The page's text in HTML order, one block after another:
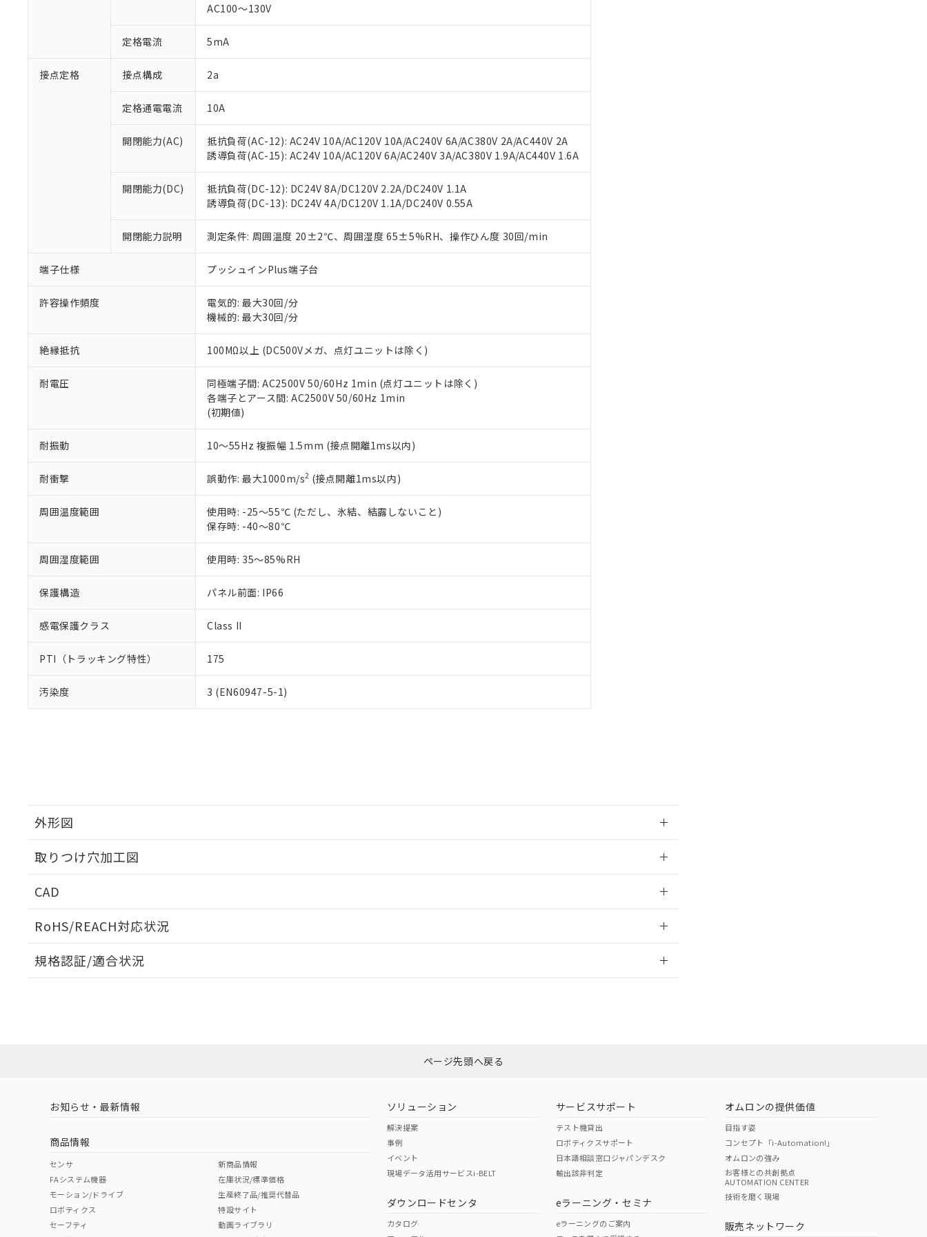
AC100～130V
定格電流 5mA
接点定格 接点構成 2a
定格通電電流 10A
開閉能力(AC)
抵抗負荷(AC-12): AC24V 10A/AC120V 10A/AC240V 6A/AC380V 2A/AC440V 2A
誘導負荷(AC-15): AC24V 10A/AC120V 6A/AC240V 3A/AC380V 1.9A/AC440V 1.6A
開閉能力(DC)
抵抗負荷(DC-12): DC24V 8A/DC120V 2.2A/DC240V 1.1A
誘導負荷(DC-13): DC24V 4A/DC120V 1.1A/DC240V 0.55A
開閉能力説明 測定条件: 周囲温度 20±2℃、周囲湿度 65±5%RH、操作ひん度 30回/min
端子仕様 プッシュインPlus端子台
許容操作頻度
電気的: 最大30回/分
機械的: 最大30回/分
絶縁抵抗 100MΩ以上 (DC500Vメガ、点灯ユニットは除く)
耐電圧
同極端子間: AC2500V 50/60Hz 1min (点灯ユニットは除く)
各端子とアース間: AC2500V 50/60Hz 1min
(初期値)
耐振動 10～55Hz 複振幅 1.5mm (接点開離1ms以内)
耐衝撃 誤動作: 最大1000m/s2 (接点開離1ms以内)
周囲温度範囲
使用時: -25～55℃ (ただし、氷結、結露しないこと)
保存時: -40～80℃
周囲湿度範囲 使用時: 35～85%RH
保護構造 パネル前面: IP66
感電保護クラス Class II
PTI（トラッキング特性） 175
汚染度 3 (EN60947-5-1)
外形図
取りつけ穴加工図
CAD
RoHS/REACH対応状況
EU RoHS 注意事項・凡例
ダウンロードはこちら
中国 RoHS 注意事項・凡例
中国 RoHS表
Pb Hg Cr(VI)
規格認証/適合状況
以下の条件をお読みいただき、同意のうえご利用ください。
正式な納期状況および標準価格はお客様のお取引先、またはお客様担当のオムロン制御機器販売店・
当社販売員にご相談ください。
オムロン制御機器販売店や当社販売拠点は「販売ネットワーク
」をご確認ください。
在庫状況および標準価格結果を当社の事前の承諾なく第三者に漏洩または開示しないようお願いしま
す。
マイパーツ機能（部品リスト作成サービス）をご利用いただくには、I-Webメンバーズにご登録され
ている必要があります。
が、当社の製品・サービスに関するお客様との取引・商談に必要な範囲で利用することをご了承くだ
さい。
※当社の共同利用者とは、
いる法人を指します。
があります。
*EU RoHS指令（10物質）：
六価クロム(Cr(Ⅵ)) 1000ppm以下、ポリ臭化ビフェニル類(PBB) 1000ppm以下、ポリ臭化ジフェニルエーテル類(PBDE) 1000ppm以下、
但し、RoHS指令で産業用監視および制御機器に対する適用除外項目は除く。
フタル酸エステル類の４物質については閾値を超える意図的な使用がないことを確認しています。
※2 対応予定月
部品在庫の切り替え状況などにより、予定月が前後することがあります。
※3 非含有証明書ダウンロード
EU RoHS指令（10物質）の非含有証明書
51物質の非含有証明書（当社基準）
※本証明書は発行日時点で非含有を証明するもので、過去に遡って非含有を証明するものではありません。
また、RoHS指令のフタル酸エステル類４物質の対応では、対応完了までの期間は出荷製品に未対応品が
混在することから備考欄に対応日を記載しておりました。
既に当社にて対応品への在庫切替を完了していることから、特段のことがない限り、2022年1月12日よ
「×」：最大均質材料含有率が中国RoHSの基準値を超えていることを示します。
「－」：未確認です。当社販売部門へお問い合わせください。
Pb(鉛) :1000ppm、 Hg(水銀) : 1000ppm、 Cd(カドミウム) : 100ppm、
DBP(フタル酸ジブチル) : 1000ppm、 DIBP(フタル酸ジイソブチル) : 1000ppm、 BBP(フタル酸ブチルベンジル) : 1000ppm、
※2 環境保護使用期限
「ｅ」：有害物質（10物質）のすべてが基準値以下であることを示します。
「10」：通常の使用状況下において有害物質が外部に漏えいし、環境に深刻な影響を及ぼさない年数を意
味します。
「－」：未確認です。当社販売部門へお問い合わせください。
う）を輸出または国外への提供する場合は、日本国政府の輸出許可(または役務取引許可)を取得する
置等に一切使用いたしません。
当社は、貴社製品を第三者に販売する場合は、上記1、2および3の内容を当該第三者に通知します。
また当社は、販売先および販売に係わる関係者が違法に輸出するおそれがある場合は、取り引きをい
たしません。
記
説明
△ 一定数には満たないが在庫あり
－
在庫なし(最新の在庫状況については、お客様のお取引先、またはお客様担当のオムロン制御
機器販売店・当社販売員にご確認ください)
空
白
受注生産機種、また在庫状況の情報を公開していない機種
ページ先頭へ戻る
お知らせ・最新情報
商品情報
センサ
FAシステム機器
モーション/ドライブ
ロボティクス
セーフティ
新商品情報
在庫状況/標準価格
生産終了品/推奨代替品
特設サイト
動画ライブラリ
ソリューション
解決提案
事例
イベント
現場データ活用サービスi-BELT
ダウンロードセンタ
カタログ
サービスサポート
テスト機貸出
ロボティクスサポート
日本語相談窓口ジャパンデスク
輸出該非判定
eラーニング・セミナ
eラーニングのご案内
オムロンの提供価値
目指す姿
コンセプト「i-Automation!」
オムロンの強み
お客様との共創拠点
AUTOMATION CENTER
技術を磨く現場
販売ネットワーク